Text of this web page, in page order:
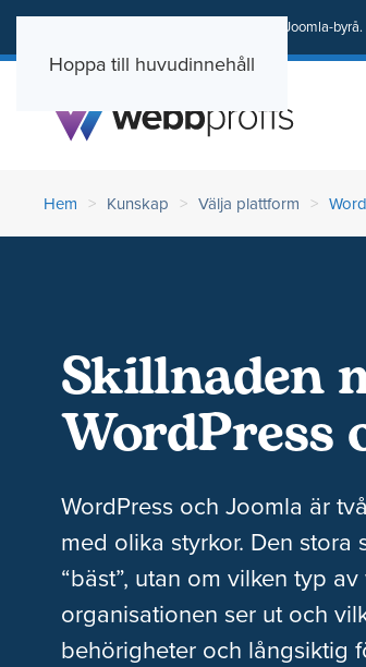
Hoppa till huvudinnehåll
En personlig och erfaren Wordpress och Joomla-
Hem Kunskap Välja plattform
Skillnaden
WordPress
WordPress och Joomla är
med olika styrkor. Den
“bäst”, utan om vilken typ
organisationen ser ut och
behörigheter och långsiktig